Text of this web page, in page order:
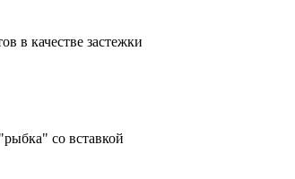
в качестве застежки
со вставкой